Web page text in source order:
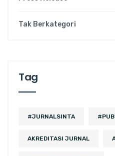
Tak Berkategori
Tag
#JURNALSINTA
AKREDITASI JURNAL